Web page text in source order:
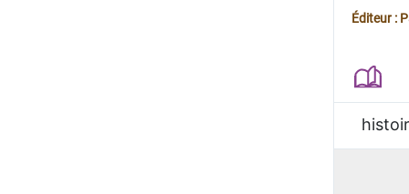
Juan
Éditeur :